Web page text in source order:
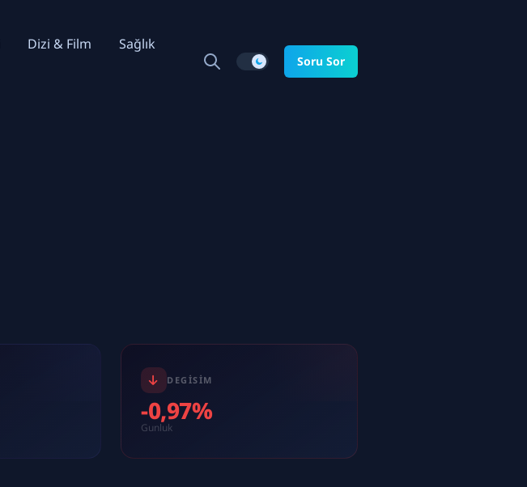
Dizi & Film
Sağlık
Soru Sor
DEGISIM
-0,97%
Gunluk